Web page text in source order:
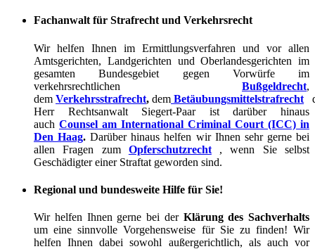
Fachanwalt für Strafrecht und Verkehrsrecht
Wir helfen Ihnen im Ermittlungsverfahren und vor allen
Amtsgerichten, Landgerichten und Oberlandesgerichten im
gesamten Bundesgebiet gegen Vorwürfe im
verkehrsrechtlichen Bußgeldrecht,
dem Verkehrsstrafrecht, dem Betäubungsmittelstrafrecht
Herr Rechtsanwalt Siegert-Paar ist darüber hinaus
auch Counsel am International Criminal Court (ICC) in
Den Haag.Darüber hinaus helfen wir Ihnen sehr gerne bei
allen Fragen zum Opferschutzrecht, wenn Sie selbst
Geschädigter einer Straftat geworden sind.
Regional und bundesweite Hilfe für Sie!
Wir helfen Ihnen gerne bei der Klärung des Sachverhalts
um eine sinnvolle Vorgehensweise für Sie zu finden! Wir
helfen Ihnen dabei sowohl außergerichtlich, als auch vor